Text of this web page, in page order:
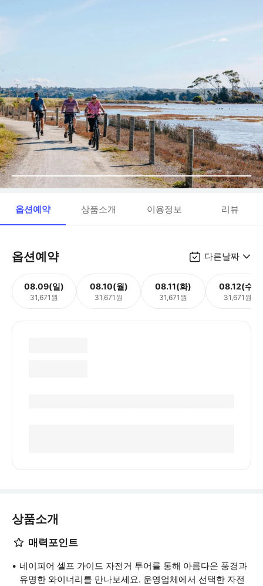
옵션예약 상품소개 이용정보 리뷰
옵션예약 다른날짜
08.09(일)
31,671원
08.10(월)
31,671원
08.11(화)
31,671원
08.12(수)
31,671원
상품소개
매력포인트
네이피어 셀프 가이드 자전거 투어를 통해 아름다운 풍경과
유명한 와이너리를 만나보세요. 운영업체에서 선택한 자전